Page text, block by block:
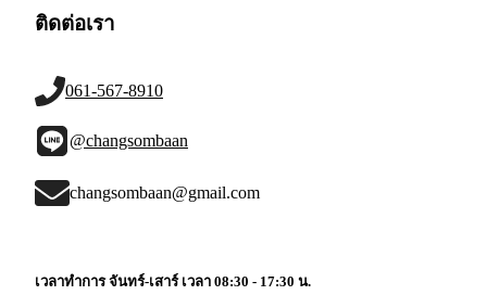
ติดต่อเรา
061-567-8910
@changsombaan
changsombaan@gmail.com
เวลาทำการ จันทร์-เสาร์ เวลา 08:30 - 17:30 น.